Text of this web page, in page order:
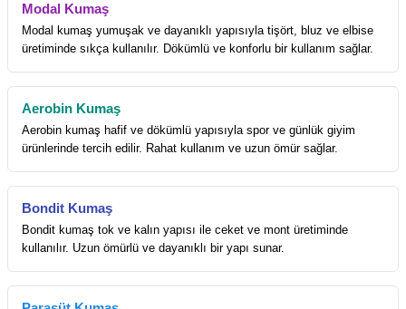
Modal Kumaş
Modal kumaş yumuşak ve dayanıklı yapısıyla tişört, bluz ve elbise
üretiminde sıkça kullanılır. Dökümlü ve konforlu bir kullanım sağlar.
Aerobin Kumaş
Aerobin kumaş hafif ve dökümlü yapısıyla spor ve günlük giyim
ürünlerinde tercih edilir. Rahat kullanım ve uzun ömür sağlar.
Bondit Kumaş
Bondit kumaş tok ve kalın yapısı ile ceket ve mont üretiminde
kullanılır. Uzun ömürlü ve dayanıklı bir yapı sunar.